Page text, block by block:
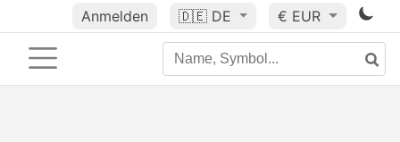
Anmelden 🇩🇪 DE € EUR